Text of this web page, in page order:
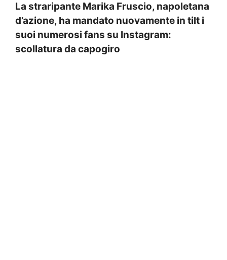
La straripante Marika Fruscio, napoletana
d’azione, ha mandato nuovamente in tilt i
suoi numerosi fans su Instagram:
scollatura da capogiro